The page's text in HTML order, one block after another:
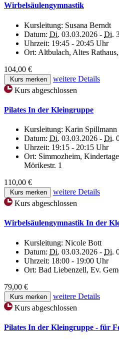
Wirbelsäulengymnastik
Kursleitung: Susana Berndt
Datum: Di. 03.03.2026 - Di.
Uhrzeit: 19:45 - 20:45 Uhr
Ort: Altbulach, Altes
104,00 €
Kurs merken
weitere Details
Kurs abgeschlossen
Pilates In der Kleingruppe
Kursleitung: Karin Spillmann
Datum: Di. 03.03.2026 - Di.
Uhrzeit: 19:15 - 20:15 Uhr
Ort: Simmozheim,
Mörikestr. 1
110,00 €
Kurs merken
weitere Details
Kurs abgeschlossen
Wirbelsäulengymnastik In der
Kursleitung: Nicole Bott
Datum: Di. 03.03.2026 - Di.
Uhrzeit: 18:00 - 19:00 Uhr
Ort: Bad Liebenzell, Ev.
79,00 €
Kurs merken
weitere Details
Kurs abgeschlossen
Pilates In der Kleingruppe - für